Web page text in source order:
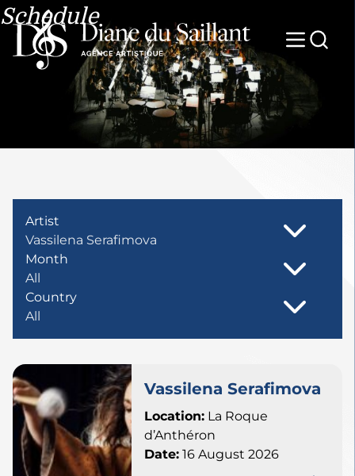
Schedule
Artist
Vassilena Serafimova
Month
All
Country
All
Vassilena Serafimova
Location: La Roque
d’Anthéron
Date: 16 August 2026